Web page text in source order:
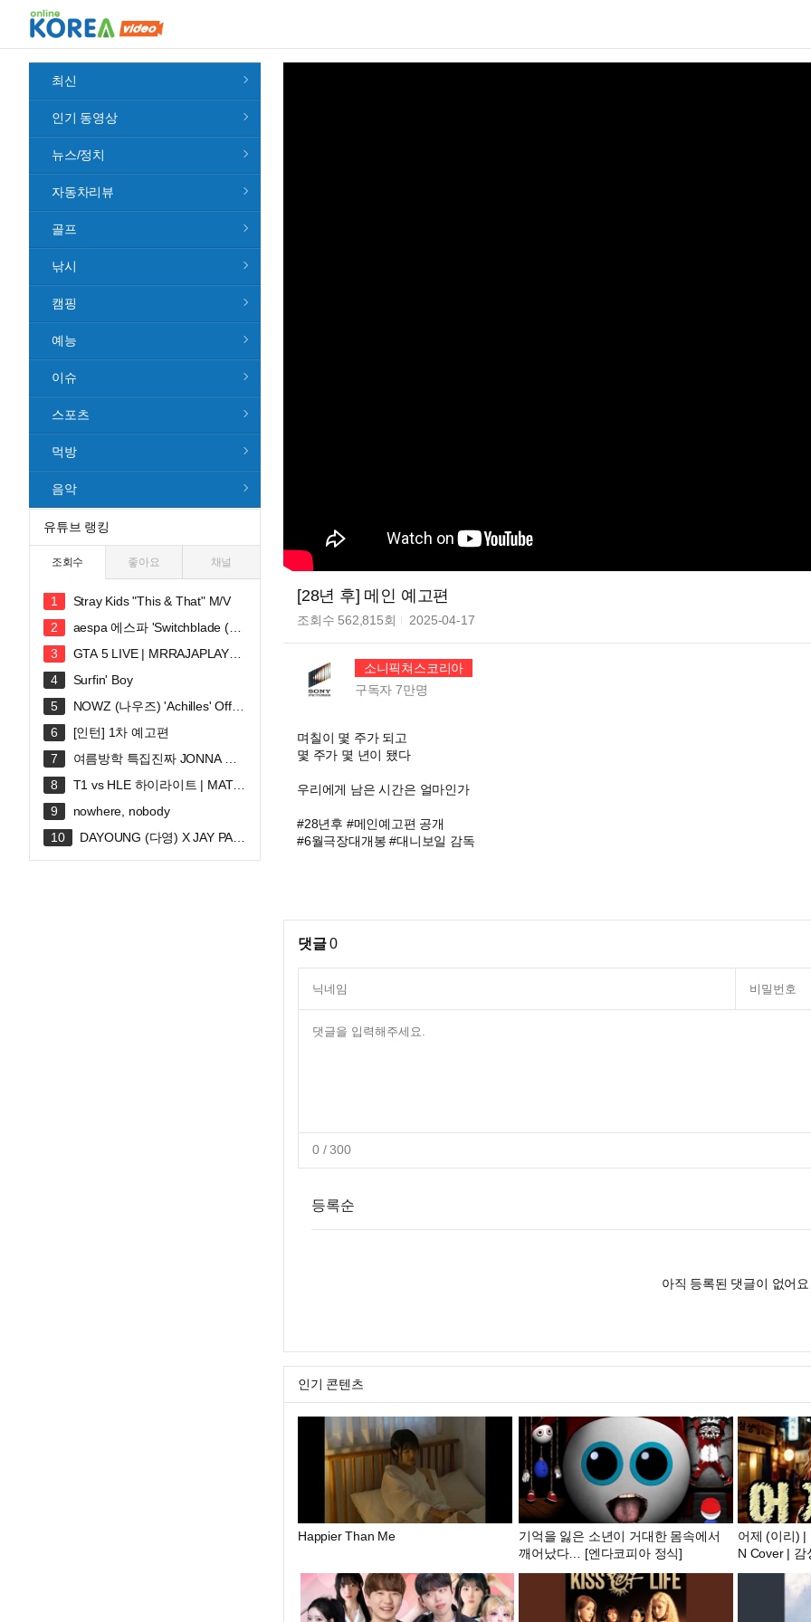
최신
인기 동영상
뉴스/정치
자동차리뷰
골프
낚시
캠핑
예능
이슈
스포츠
먹방
음악
유튜브 랭킹
조회수 좋아요 채널
Stray Kids "This & That" M/V
aespa 에스파 'Switchblade (Fe
at. Ty Dolla $ign)' MV
GTA 5 LIVE | MRRAJAPLAY#s
hortslive #shortsfeed #gta5 #gtaonli
ne
Surfin' Boy
NOWZ (나우즈) 'Achilles' Offici
al Music Video
[인턴] 1차 예고편
여름방학 특집진짜 JONNA 웃
깁니다ㅠㅠㅠ 혜안져스 덕몽어스 완
전체 합방!
T1 vs HLE 하이라이트 | MATC
H 30 | 2026 LoL KeSPA CUP
nowhere, nobody
DAYOUNG (다영) X JAY PAR
[28년 후] 메인 예고편
조회수 562,815회 2025-04-17
소니픽쳐스코리아
구독자7만명
며칠이 몇 주가 되고
몇 주가 몇 년이 됐다
우리에게 남은 시간은 얼마인가
#28년후 #메인예고편 공개
#6월극장대개봉 #대니보일 감독
댓글0
0/ 300
등록순
아직 등록된 댓글이 없어요
인기 콘텐츠
Happier Than Me
기억을 잃은 소년이 거대한 몸속에서
깨어났다… [엔다코피아 정식]
어제 (이리) |
N Cover | 감